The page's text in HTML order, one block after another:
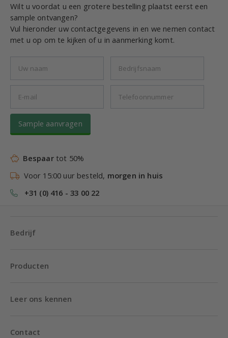
Wilt u voordat u een grotere bestelling plaatst eerst een
sample ontvangen?
Vul hieronder uw contactgegevens in en we nemen contact
met u op om te kijken of u in aanmerking komt.
Sample aanvragen
Bespaartot 50%
Voor 15:00 uur besteld, morgen in huis
+31 (0) 416 - 33 00 22
Bedrijf
Producten
Leer ons kennen
Contact